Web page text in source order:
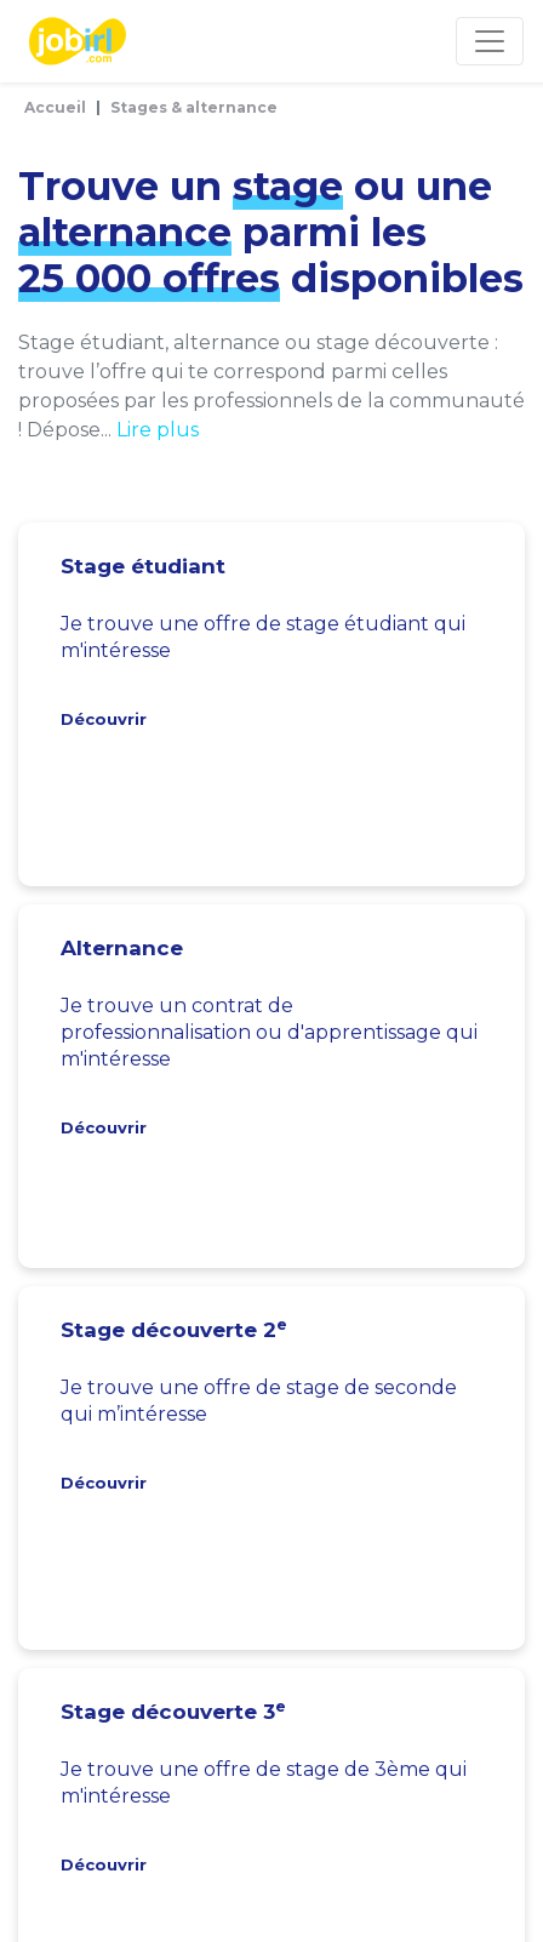
Accueil Stages & alternance
Trouve un stage ou une
alternance parmi les
25 000 offres disponibles
Stage étudiant, alternance ou stage découverte :
trouve l’offre qui te correspond parmi celles
proposées par les professionnels de la communauté
! Dépose... Lire plus
Stage étudiant
Je trouve une offre de stage étudiant qui
m'intéresse
Découvrir
Alternance
Je trouve un contrat de
professionnalisation ou d'apprentissage qui
m'intéresse
Découvrir
Stage découverte 2e
Je trouve une offre de stage de seconde
qui m’intéresse
Découvrir
Stage découverte 3e
Je trouve une offre de stage de 3ème qui
m'intéresse
Découvrir
Panneau de gestion des cookies